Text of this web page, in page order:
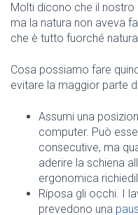
Molti dicono che il
ma la natura non aveva
che è tutto fuorché
Cosa possiamo fare
evitare la maggior parte
Assumi una
computer. Può
consecutive, ma
aderire la schiena
ergonomica
Riposa gli occhi. I
prevedono una